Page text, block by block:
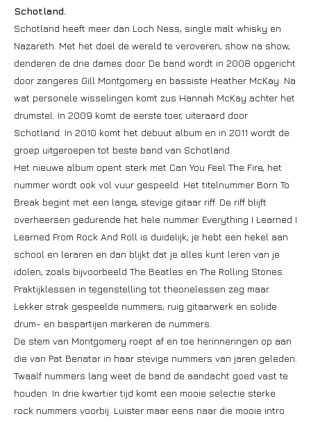
Schotland.
Schotland heeft meer dan Loch Ness, single malt whisky en
Nazareth. Met het doel de wereld te veroveren, show na show,
denderen de drie dames door. De band wordt in 2008 opgericht
door zangeres Gill Montgomery en bassiste Heather McKay. Na
wat personele wisselingen komt zus Hannah McKay achter het
drumstel. In 2009 komt de eerste toer, uiteraard door
Schotland. In 2010 komt het debuut album en in 2011 wordt de
groep uitgeroepen tot beste band van Schotland.
Het nieuwe album opent sterk met Can You Feel The Fire, het
nummer wordt ook vol vuur gespeeld. Het titelnummer Born To
Break begint met een lange, stevige gitaar riff. De riff blijft
overheersen gedurende het hele nummer. Everything I Learned I
Learned From Rock And Roll is duidelijk, je hebt een hekel aan
school en leraren en dan blijkt dat je alles kunt leren van je
idolen, zoals bijvoorbeeld The Beatles en The Rolling Stones.
Praktijklessen in tegenstelling tot theorielessen zeg maar.
Lekker strak gespeelde nummers, ruig gitaarwerk en solide
drum- en baspartijen markeren de nummers.
De stem van Montgomery roept af en toe herinneringen op aan
die van Pat Benatar in haar stevige nummers van jaren geleden.
Twaalf nummers lang weet de band de aandacht goed vast te
houden. In drie kwartier tijd komt een mooie selectie sterke
rock nummers voorbij. Luister maar eens naar die mooie intro